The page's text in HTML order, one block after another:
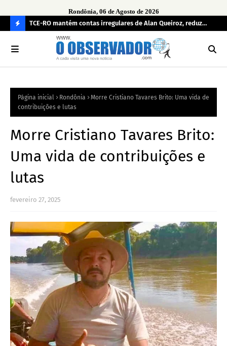
Rondônia, 06 de Agosto de 2026
O
R
TCE-RO mantém contas irregulares de Alan Queiroz, reduz
multa e caso pode gerar Inelegibilidade
Página inicial Rondônia
Morre Cristiano Tavares Brito: Uma vida de
contribuições e lutas
Morre Cristiano Tavares Brito:
Uma vida de contribuições e
lutas
fevereiro 27, 2025